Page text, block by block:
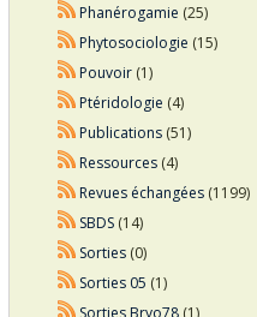
Phanérogamie (25)
Phytosociologie (15)
Pouvoir(1)
Ptéridologie (4)
Publications(51)
Ressources(4)
Revues échangées(1199)
SBDS(14)
Sorties(0)
Sorties 05 (1)
Sorties Bryo78(1)